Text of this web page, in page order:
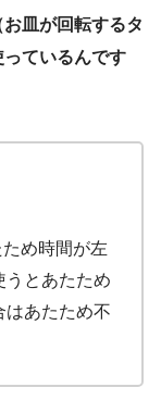
皿が回転するタ
ているんです
め時間が左
うとあたため
はあたため不